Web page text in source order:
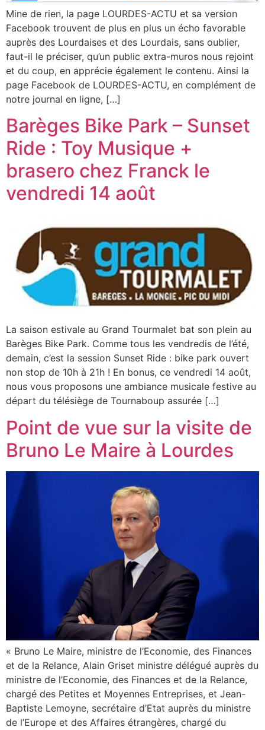
Mine de rien, la page LOURDES-ACTU et sa version
Facebook trouvent de plus en plus un écho favorable
auprès des Lourdaises et des Lourdais, sans oublier,
faut-il le préciser, qu’un public extra-muros nous rejoint
et du coup, en apprécie également le contenu. Ainsi la
page Facebook de LOURDES-ACTU, en complément de
notre journal en ligne, […]
Barèges Bike Park – Sunset
Ride : Toy Musique +
brasero chez Franck le
vendredi 14 août
La saison estivale au Grand Tourmalet bat son plein au
Barèges Bike Park. Comme tous les vendredis de l’été,
demain, c’est la session Sunset Ride : bike park ouvert
non stop de 10h à 21h ! En bonus, ce vendredi 14 août,
nous vous proposons une ambiance musicale festive au
départ du télésiège de Tournaboup assurée […]
Point de vue sur la visite de
Bruno Le Maire à Lourdes
« Bruno Le Maire, ministre de l’Economie, des Finances
et de la Relance, Alain Griset ministre délégué auprès du
ministre de l’Economie, des Finances et de la Relance,
chargé des Petites et Moyennes Entreprises, et Jean-
Baptiste Lemoyne, secrétaire d’Etat auprès du ministre
de l’Europe et des Affaires étrangères, chargé du